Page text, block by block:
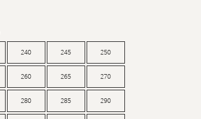
240 245 250
260 265 270
280 285 290